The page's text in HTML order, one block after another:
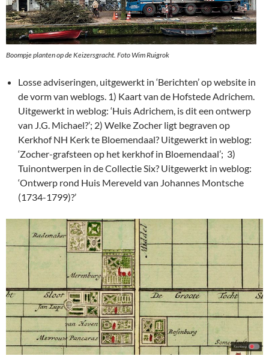
Boompje planten op de Keizersgracht. Foto Wim Ruigrok
Losse adviseringen, uitgewerkt in ‘Berichten’ op website in
de vorm van weblogs. 1) Kaart van de Hofstede Adrichem.
Uitgewerkt in weblog: ‘Huis Adrichem, is dit een ontwerp
van J.G. Michael?’; 2) Welke Zocher ligt begraven op
Kerkhof NH Kerk te Bloemendaal? Uitgewerkt in weblog:
‘Zocher-grafsteen op het kerkhof in Bloemendaal’; 3)
Tuinontwerpen in de Collectie Six? Uitgewerkt in weblog:
‘Ontwerp rond Huis Mereveld van Johannes Montsche
(1734-1799)?’